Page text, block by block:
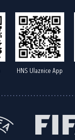
HNS Ulaznice App